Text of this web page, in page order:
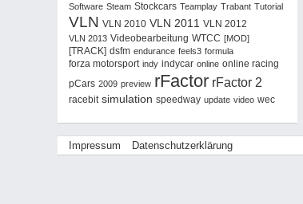
Software Steam Stockcars Teamplay Trabant Tutorial
VLN VLN 2010 VLN 2011 VLN 2012
VLN 2013 Videobearbeitung WTCC [MOD]
[TRACK] dsfm endurance feels3 formula
forza motorsport indy indycar online online racing
pCars 2009 preview rFactor rFactor 2
racebit simulation speedway update video wec
Impressum Datenschutzerklärung